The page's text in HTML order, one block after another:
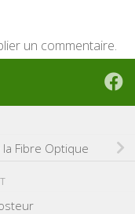
un commentaire.
Fibre Optique